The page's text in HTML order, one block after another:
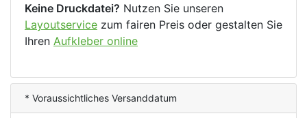
Keine Druckdatei? Nutzen Sie unseren
Layoutservice zum fairen Preis oder gestalten Sie
Ihren Aufkleber online
* Voraussichtliches Versanddatum